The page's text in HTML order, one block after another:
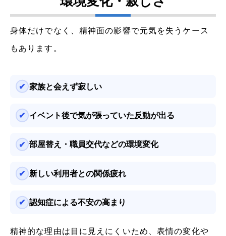
身体だけでなく、精神面の影響で元気を失うケース
もあります。
家族と会えず寂しい
イベント後で気が張っていた反動が出る
部屋替え・職員交代などの環境変化
新しい利用者との関係疲れ
認知症による不安の高まり
精神的な理由は目に見えにくいため、表情の変化や